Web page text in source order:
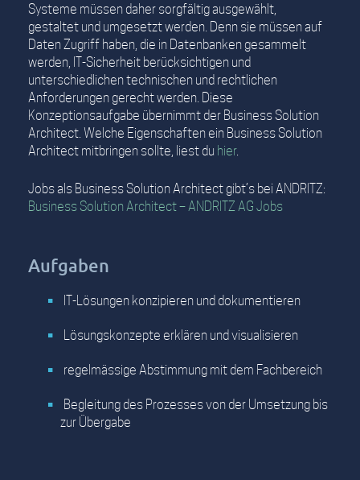
Systeme müssen daher sorgfältig ausgewählt,
gestaltet und umgesetzt werden. Denn sie müssen auf
Daten Zugriff haben, die in Datenbanken gesammelt
werden, IT-Sicherheit berücksichtigen und
unterschiedlichen technischen und rechtlichen
Anforderungen gerecht werden. Diese
Konzeptionsaufgabe übernimmt der Business Solution
Architect. Welche Eigenschaften ein Business Solution
Architect mitbringen sollte, liest du hier.
Jobs als Business Solution Architect gibt’s bei ANDRITZ:
Business Solution Architect – ANDRITZ AG Jobs
Aufgaben
IT-Lösungen konzipieren und dokumentieren
Lösungskonzepte erklären und visualisieren
regelmässige Abstimmung mit dem Fachbereich
Begleitung des Prozesses von der Umsetzung bis
zur Übergabe